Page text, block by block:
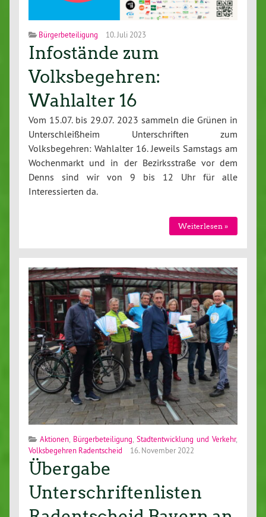
Bürgerbeteiligung 10. Juli 2023
Infostände zum
Volksbegehren:
Wahlalter 16
Vom 15.07. bis 29.07. 2023 sammeln die Grünen in
Unterschleißheim Unterschriften zum
Volksbegehren: Wahlalter 16. Jeweils Samstags am
Wochenmarkt und in der Bezirksstraße vor dem
Denns sind wir von 9 bis 12 Uhr für alle
Interessierten da.
Weiterlesen »
Aktionen, Bürgerbeteiligung, Stadtentwicklung und Verkehr,
Volksbegehren Radentscheid
16. November 2022
Übergabe
Unterschriftenlisten